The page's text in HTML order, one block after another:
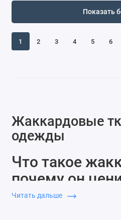
1 2 3 4 5 6
Показать
Жаккардовые
одежды
Что такое
почему он
пошиве
Читать дальше